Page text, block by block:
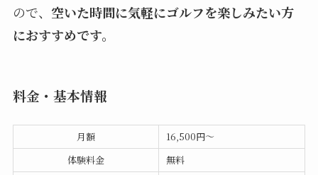
ので、 空いた時間に気軽にゴルフを楽しみたい方
におすすめです。
料金・基本情報
月額
16,500円〜
体験料金
無料